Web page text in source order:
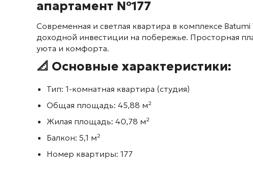
апартамент №177
Современная и светлая квартира в комплексе Batumi
доходной инвестиции на побережье. Просторная
уюта и комфорта.
📐 Основные характеристики:
Тип: 1-комнатная квартира (студия)
Общая площадь: 45,88 м²
Жилая площадь: 40,78 м²
Балкон: 5,1 м²
Номер квартиры: 177